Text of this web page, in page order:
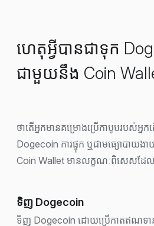
ហេតុអ្វីបានជាទុក
ជាមួយនឹង Coin
ថាតើអ្នកមានគម្រោងប្រើកាបូបរបស់អ្នក
Dogecoin ការផ្ទុក ឬជាមធ្យោបាយងា
Coin Wallet មានលក្ខណៈពិសេសដែលអ្
ទិញ Dogecoin
ទិញ Dogecoin ដោយប្រើកាតឥណទា